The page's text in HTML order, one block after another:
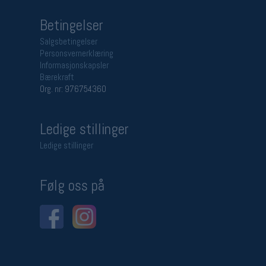
Betingelser
Salgsbetingelser
Personsvernerklæring
Informasjonskapsler
Bærekraft
Org. nr: 976754360
Ledige stillinger
Ledige stillinger
Følg oss på